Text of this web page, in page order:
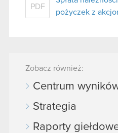
PDF
pożyczek z
Zobacz również:
Centrum
Strategia
Raporty